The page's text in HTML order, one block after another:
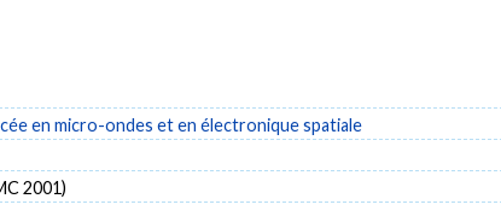
en micro-ondes et en électronique spatiale
2001)